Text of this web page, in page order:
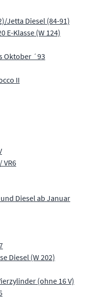
Jetta Diesel (84-91)
E-Klasse (W 124)
Oktober ´93
II
VR6
Diesel ab Januar
Diesel (W 202)
(ohne 16 V)